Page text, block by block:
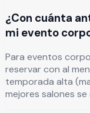
¿Con cuánta
mi evento
Para eventos
reservar con al
temporada alta
mejores salones